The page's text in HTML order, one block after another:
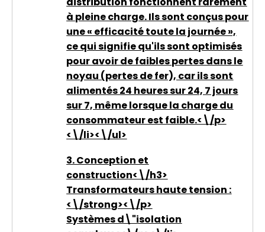
à pleine charge. Ils sont conçus pour
une « efficacité toute la journée »,
ce qui signifie qu'ils sont optimisés
pour avoir de faibles pertes dans le
noyau (pertes de fer), car ils sont
alimentés 24 heures sur 24, 7 jours
sur 7, même lorsque la charge du
consommateur est faible.<\/p>
<\/li><\/ul>
3. Conception et
construction<\/h3>
Transformateurs haute tension :
<\/strong><\/p>
Systèmes d\"isolation